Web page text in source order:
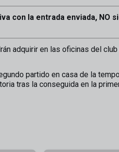
con la entrada enviada, NO
adquirir en las oficinas del
partido en casa de la
tras la conseguida en la